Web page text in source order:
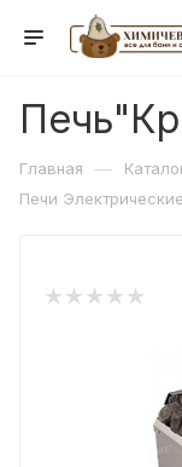
Главная —
Печи Электрические